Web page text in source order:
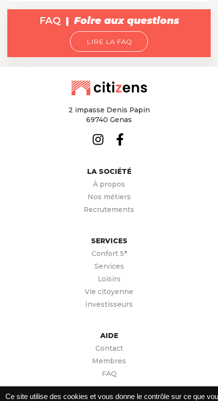
FAQ Foire aux questions
LIRE LA FAQ
2 impasse Denis Papin
69740 Genas
LA SOCIÉTÉ
À propos
Nos métiers
Recrutements
SERVICES
Confort 5*
Services
Loisirs
Vie citoyenne
Investisseurs
AIDE
Contact
Membres
FAQ
Ce site utilise des cookies et vous donne le contrôle sur ce que